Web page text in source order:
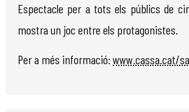
Espectacle per a tots els públics de
mostra un joc entre els protagonistes.
Per a més informació: www.cassa.cat/